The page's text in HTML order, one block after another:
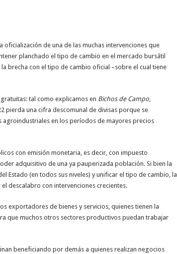
oficialización de una de las muchas intervenciones que
planchado el tipo de cambio en el mercado bursátil
la brecha con el tipo de cambio oficial –sobre el cual tiene
tal como explicamos en Bichos de Campo,
pierda una cifra descomunal de divisas porque se
en los períodos de mayores precios
con emisión monetaria, es decir, con impuesto
adquisitivo de una ya pauperizada población. Si bien la
Estado (en todos sus niveles) y unificar el tipo de cambio, la
descalabro con intervenciones crecientes.
exportadores de bienes y servicios, quienes tienen la
que muchos otros sectores productivos puedan trabajar
beneficiando por demás a quienes realizan negocios